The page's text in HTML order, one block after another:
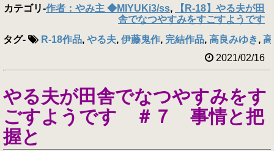
カテゴリ-作者：やみ主 ◆MIYUKi3/ss,
【R-18】やる夫が田
舎でなつやすみをすごすようです
タグ- R-18作品, やる夫, 伊藤鬼作, 完結作品, 高良みゆき,
2021/02/16
やる夫が田舎でなつやすみをす
ごすようです ＃７ 事情と把
握と